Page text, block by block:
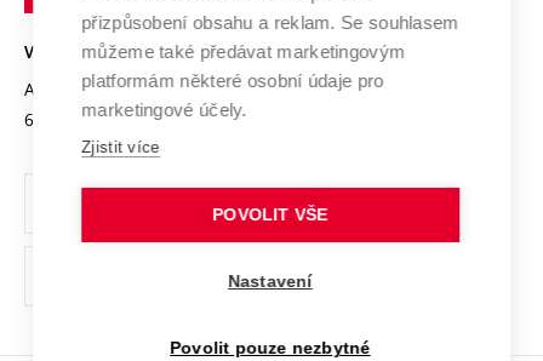
Projekty
Projekty ze strukturálních fondů
Specifický výzkum
Univerzitní sítě
Bezpečná univerzita
Vyznamenání
Organizační struktura
Ochrana osobních údajů
odkaz)
VYSOKÉ UČENÍ TECHNICKÉ V BRNĚ
Antonínská 548/1
602 00 Brno
www.vut.cz
vut@vutbr.cz
přizpůsobení obsahu a reklam. Se souhlasem
můžeme také předávat marketingovým
platformám některé osobní údaje pro
marketingové účely.
Zjistit více
POVOLIT VŠE
Nastavení
Povolit pouze nezbytné